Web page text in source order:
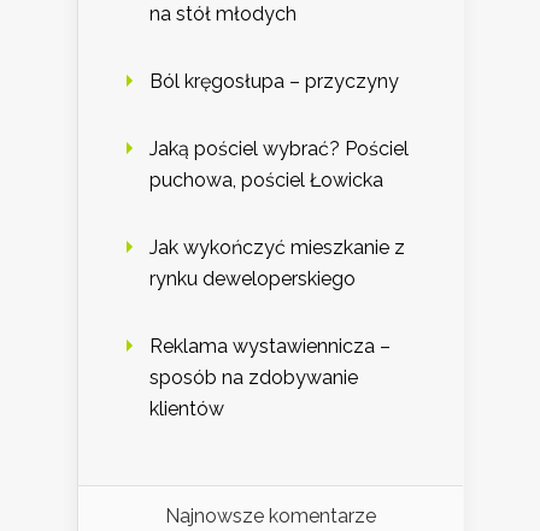
na stół młodych
Ból kręgosłupa – przyczyny
Jaką pościel wybrać? Pościel
puchowa, pościel Łowicka
Jak wykończyć mieszkanie z
rynku deweloperskiego
Reklama wystawiennicza –
sposób na zdobywanie
klientów
Najnowsze komentarze